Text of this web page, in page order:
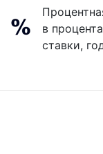
в
ставки,